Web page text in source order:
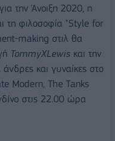
την Άνοιξη 2020, η
τη φιλοσοφία "Style for
making στιλ θα
TommyXLewis και την
άνδρες και γυναίκες στο
Modern, The Tanks
στις 22.00 ώρα